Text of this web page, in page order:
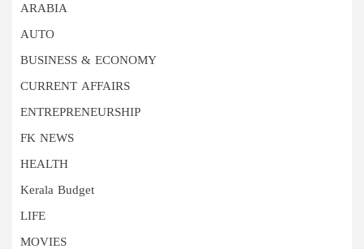
ARABIA
AUTO
BUSINESS & ECONOMY
CURRENT AFFAIRS
ENTREPRENEURSHIP
FK NEWS
HEALTH
Kerala Budget
LIFE
MOVIES